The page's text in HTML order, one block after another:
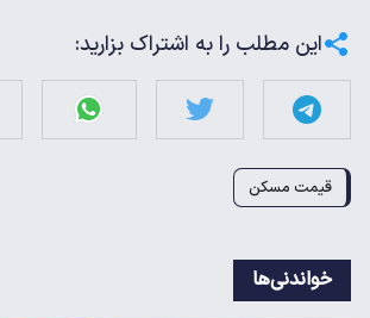
این مطلب را به اشتراک بزارید:
قیمت مسکن
خواندنی‌ها